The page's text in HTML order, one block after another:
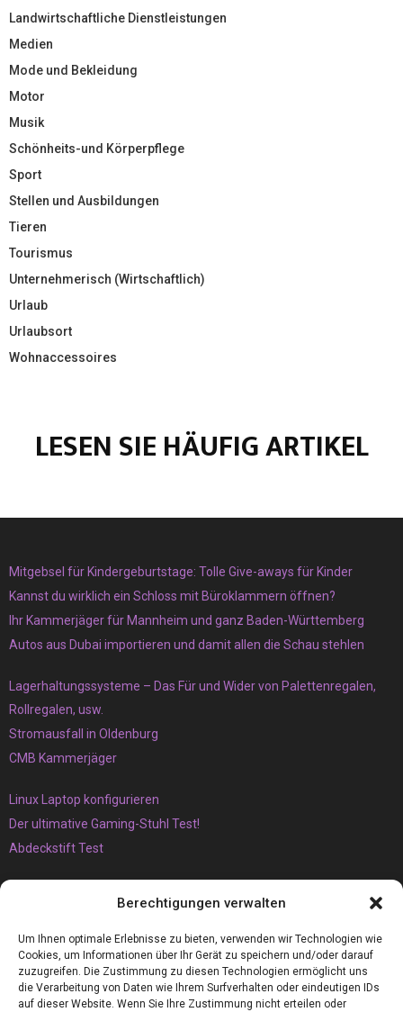
Berechtigungen verwalten
Um Ihnen optimale Erlebnisse zu bieten, verwenden wir Technologien wie
Cookies, um Informationen über Ihr Gerät zu speichern und/oder darauf
zuzugreifen. Die Zustimmung zu diesen Technologien ermöglicht uns
die Verarbeitung von Daten wie Ihrem Surfverhalten oder eindeutigen IDs
auf dieser Website. Wenn Sie Ihre Zustimmung nicht erteilen oder
Landwirtschaftliche Dienstleistungen
Medien
Mode und Bekleidung
Motor
Musik
Schönheits-und Körperpflege
Sport
Stellen und Ausbildungen
Tieren
Tourismus
Unternehmerisch (Wirtschaftlich)
Urlaub
Urlaubsort
Wohnaccessoires
LESEN SIE HÄUFIG ARTIKEL
Mitgebsel für Kindergeburtstage: Tolle Give-aways für Kinder
Kannst du wirklich ein Schloss mit Büroklammern öffnen?
Ihr Kammerjäger für Mannheim und ganz Baden-Württemberg
Autos aus Dubai importieren und damit allen die Schau stehlen
Lagerhaltungssysteme – Das Für und Wider von Palettenregalen,
Rollregalen, usw.
Stromausfall in Oldenburg
CMB Kammerjäger
Linux Laptop konfigurieren
Der ultimative Gaming-Stuhl Test!
Abdeckstift Test
Armaflex 19mm die perfekte Camper Isolierung für Wohnmobile